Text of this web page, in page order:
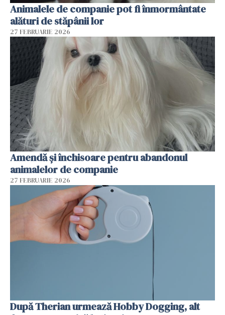
Animalele de companie pot fi înmormântate
alături de stăpânii lor
27 FEBRUARIE 2026
Amendă și închisoare pentru abandonul
animalelor de companie
27 FEBRUARIE 2026
După Therian urmează Hobby Dogging, alt